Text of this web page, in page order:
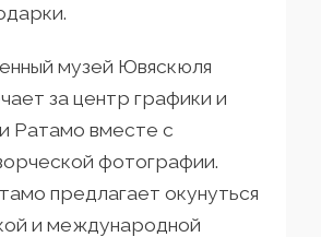
музей Ювяскюля
за центр графики и
Ратамо вместе с
фотографии.
предлагает окунуться
и международной